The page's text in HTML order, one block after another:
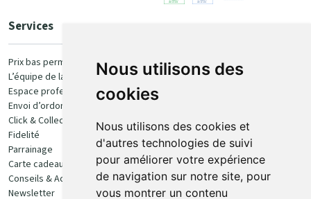
Nous utilisons des
cookies
Nous utilisons des cookies et
d'autres technologies de suivi
pour améliorer votre expérience
de navigation sur notre site, pour
vous montrer un contenu
Services
Prix bas permanent
L’équipe de la pharmacie
Espace professionnel
Envoi d’ordonnance
Click & Collect
Fidelité
Parrainage
Carte cadeau
Conseils & Actualités
Newsletter
100% sécurisé
Retrait et livraison